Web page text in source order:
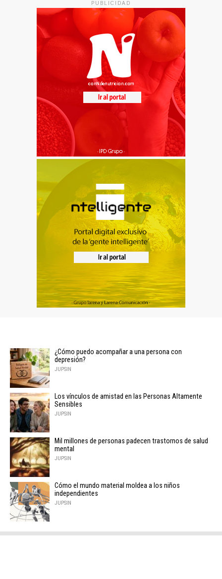
PUBLICIDAD
¿Cómo puedo acompañar a una persona con
depresión?
JUPSIN
Los vínculos de amistad en las Personas Altamente
Sensibles
JUPSIN
Mil millones de personas padecen trastornos de salud
mental
JUPSIN
Cómo el mundo material moldea a los niños
independientes
JUPSIN